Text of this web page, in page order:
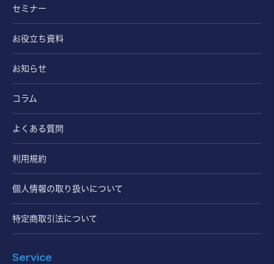
セミナー
お役立ち資料
お知らせ
コラム
よくある質問
利用規約
個人情報の取り扱いについて
特定商取引法について
Service